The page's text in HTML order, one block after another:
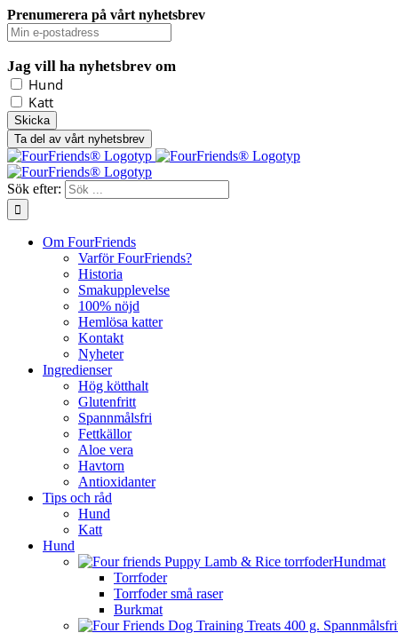
Prenumerera på vårt nyhetsbrev
Jag vill ha nyhetsbrev om
Hund
Katt
Ta del av vårt nyhetsbrev
Sök efter:
Om FourFriends
Varför FourFriends?
Historia
Smakupplevelse
100% nöjd
Hemlösa katter
Kontakt
Nyheter
Ingredienser
Hög kötthalt
Glutenfritt
Spannmålsfri
Fettkällor
Aloe vera
Havtorn
Antioxidanter
Tips och råd
Hund
Katt
Hund
Hundmat
Torrfoder
Torrfoder små raser
Burkmat